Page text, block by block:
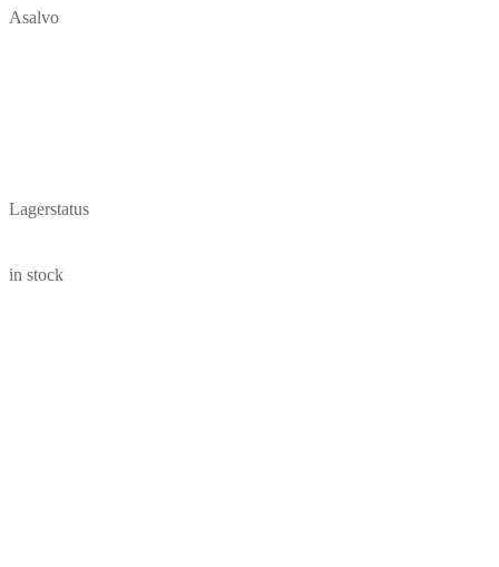
Asalvo
Lagerstatus
in stock